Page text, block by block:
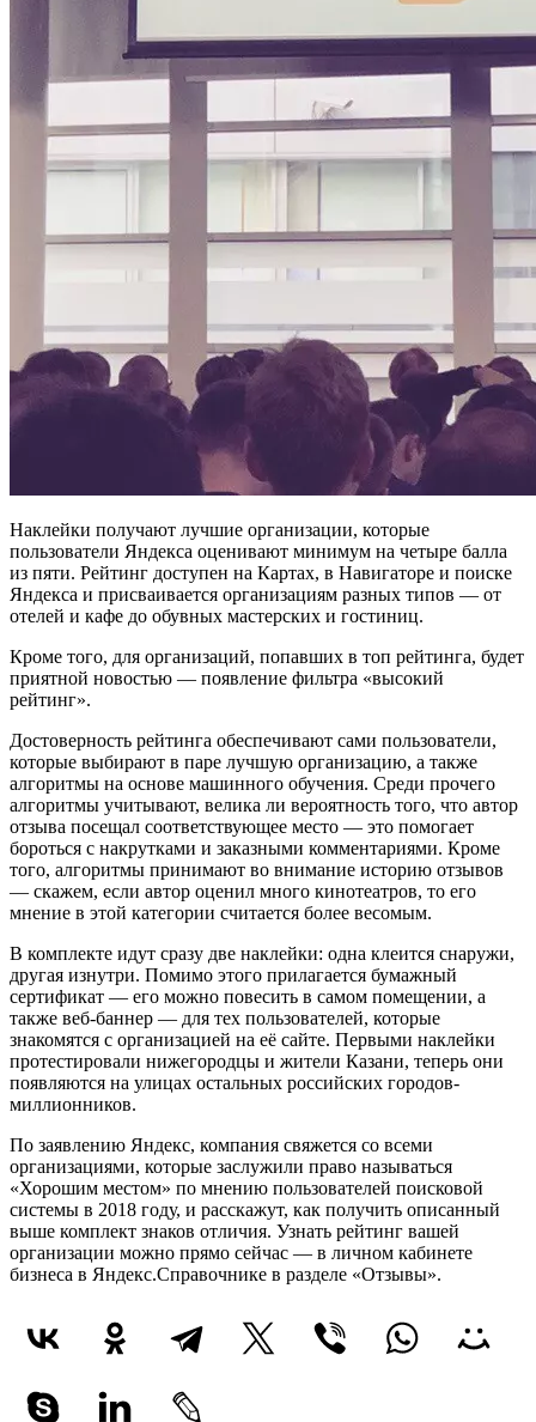
Наклейки получают лучшие организации, которые
пользователи Яндекса оценивают минимум на четыре балла
из пяти. Рейтинг доступен на Картах, в Навигаторе и поиске
Яндекса и присваивается организациям разных типов — от
отелей и кафе до обувных мастерских и гостиниц.
Кроме того, для организаций, попавших в топ рейтинга, будет
приятной новостью — появление фильтра «высокий
рейтинг».
Достоверность рейтинга обеспечивают сами пользователи,
которые выбирают в паре лучшую организацию, а также
алгоритмы на основе машинного обучения. Среди прочего
алгоритмы учитывают, велика ли вероятность того, что автор
отзыва посещал соответствующее место — это помогает
бороться с накрутками и заказными комментариями. Кроме
того, алгоритмы принимают во внимание историю отзывов
— скажем, если автор оценил много кинотеатров, то его
мнение в этой категории считается более весомым.
В комплекте идут сразу две наклейки: одна клеится снаружи,
другая изнутри. Помимо этого прилагается бумажный
сертификат — его можно повесить в самом помещении, а
также веб-баннер — для тех пользователей, которые
знакомятся с организацией на её сайте. Первыми наклейки
протестировали нижегородцы и жители Казани, теперь они
появляются на улицах остальных российских городов-
миллионников.
По заявлению Яндекс, компания свяжется со всеми
организациями, которые заслужили право называться
«Хорошим местом» по мнению пользователей поисковой
системы в 2018 году, и расскажут, как получить описанный
выше комплект знаков отличия. Узнать рейтинг вашей
организации можно прямо сейчас — в личном кабинете
бизнеса в Яндекс.Справочнике в разделе «Отзывы».